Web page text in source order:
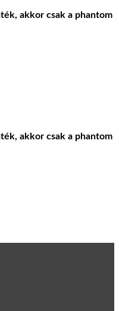
akkor csak a phantom
akkor csak a phantom